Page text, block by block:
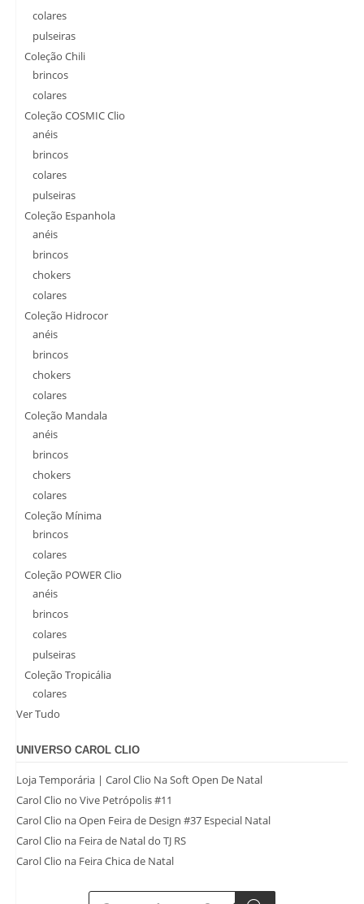
colares
pulseiras
Coleção Chili
brincos
colares
Coleção COSMIC Clio
anéis
brincos
colares
pulseiras
Coleção Espanhola
anéis
brincos
chokers
colares
Coleção Hidrocor
anéis
brincos
chokers
colares
Coleção Mandala
anéis
brincos
chokers
colares
Coleção Mínima
brincos
colares
Coleção POWER Clio
anéis
brincos
colares
pulseiras
Coleção Tropicália
colares
Ver Tudo
UNIVERSO CAROL CLIO
Loja Temporária | Carol Clio Na Soft Open De Natal
Carol Clio no Vive Petrópolis #11
Carol Clio na Open Feira de Design #37 Especial Natal
Carol Clio na Feira de Natal do TJ RS
Carol Clio na Feira Chica de Natal
Pesquisar